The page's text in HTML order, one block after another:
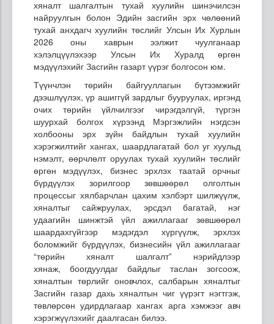
хяналт шалгалтын тухай хуулийн шинэчилсэн
найруулгын болон Эдийн засгийн эрх чөлөөний
тухай анхдагч хуулийн төслийг Улсын Их Хурлын
2026 оны хаврын ээлжит чуулганаар
хэлэлцүүлэхээр Улсын Их Хуралд өргөн
мэдүүлэхийг Засгийн газарт үүрэг болгосон юм.
Түүнчлэн төрийн байгууллагын бүтээмжийг
дээшлүүлэх, үр ашиггүй зардлыг бууруулах, иргэнд
очих төрийн үйлчилгээг чирэгдэлгүй, түргэн
шуурхай болгох хүрээнд Мэргэжлийн нэгдсэн
холбооны эрх зүйн байдлын тухай хуулийн
хэрэгжилтийг хангах, шаардлагатай бол уг хуульд
нэмэлт, өөрчлөлт оруулах тухай хуулийн төслийг
өргөн мэдүүлэх, бизнес эрхлэх таатай орчныг
бүрдүүлэх зорилгоор зөвшөөрөл олголтын
процессыг хялбарчлан цахим хэлбэрт шилжүүлж,
хяналтыг сайжруулах, эрсдэл багатай, нэг
удаагийн шинжтэй үйл ажиллагааг зөвшөөрөл
шаардахгүйгээр мэдэгдэл хүргүүлж, эрхлэх
боломжийг бүрдүүлэх, бизнесийн үйл ажиллагааг
“төрийн хяналт шалгалт” нэрийдлээр
хянаж, боогдуулдаг байдлыг таслан зогсоож,
хяналтын төрлийг оновчлох, салбарын хяналтыг
Засгийн газар дахь хяналтын чиг үүрэгт нэгтгэж,
төвлөрсөн удирдлагаар хангах арга хэмжээг авч
хэрэгжүүлэхийг даалгасан билээ.